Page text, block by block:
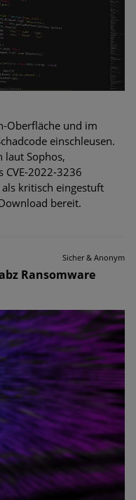
Oberfläche und im
einschleusen.
laut Sophos,
CVE-2022-3236
kritisch eingestuft
bereit.
Sicher & Anonym
Ransomware